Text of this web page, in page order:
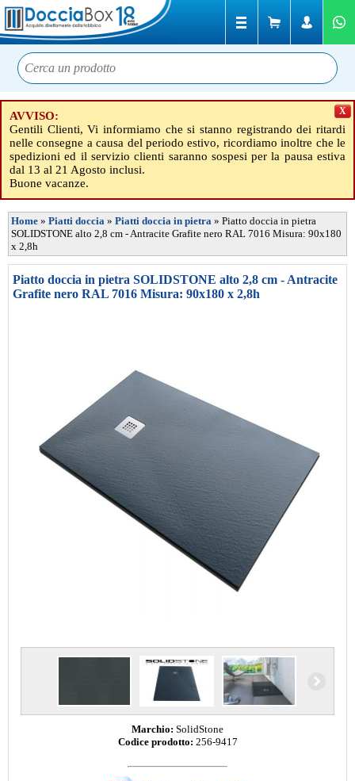
AVVISO:
Gentili Clienti, Vi informiamo che si stanno registrando dei ritardi
nelle consegne a causa del periodo estivo, ricordiamo inoltre che le
spedizioni ed il servizio clienti saranno sospesi per la pausa estiva
dal 13 al 21 Agosto inclusi.
Buone vacanze.
X
Home » Piatti doccia » Piatti doccia in pietra » Piatto doccia in pietra
SOLIDSTONE alto 2,8 cm - Antracite Grafite nero RAL 7016 Misura: 90x180
x 2,8h
Piatto doccia in pietra SOLIDSTONE alto 2,8 cm - Antracite
Grafite nero RAL 7016 Misura: 90x180 x 2,8h
Marchio: SolidStone
Codice prodotto: 256-9417